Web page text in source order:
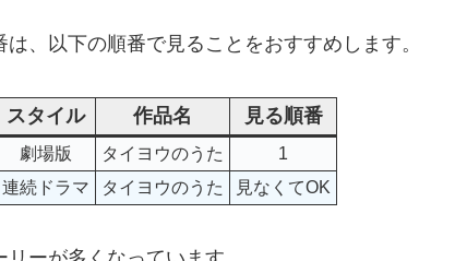
、以下の順番で見ることをおすすめします。
スタイル 作品名 見る順番
劇場版 タイヨウのうた
1
連続ドラマ タイヨウのうた 見なくてOK